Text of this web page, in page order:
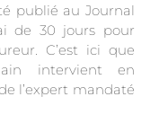
publié au Journal
de 30 jours pour
C’est ici que
intervient en
l’expert mandaté